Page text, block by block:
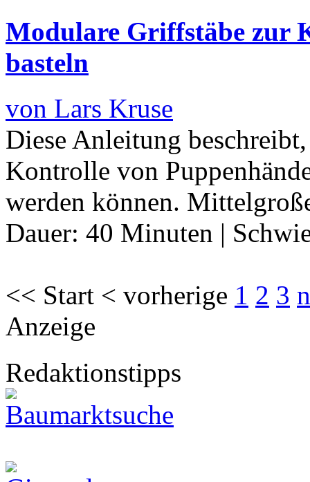
Modulare Griffstäbe zur
basteln
von Lars Kruse
Diese Anleitung
Kontrolle von
werden können.
Dauer: 40 Minuten |
<< Start < vorherige 1 2 3
Anzeige
Redaktionstipps